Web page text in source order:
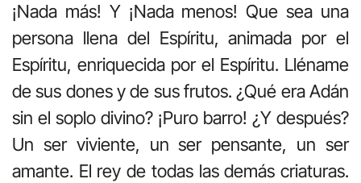
¡Nada más! Y ¡Nada menos! Que sea una
persona llena del Espíritu, animada por el
Espíritu, enriquecida por el Espíritu. Lléname
de sus dones y de sus frutos. ¿Qué era Adán
sin el soplo divino? ¡Puro barro! ¿Y después?
Un ser viviente, un ser pensante, un ser
amante. El rey de todas las demás criaturas.